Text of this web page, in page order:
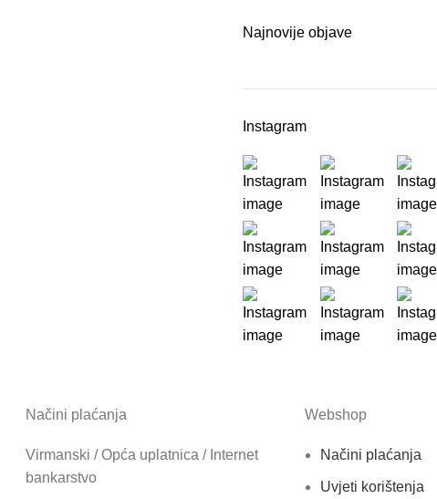
Najnovije objave
Instagram
Načini plaćanja
Virmanski / Opća uplatnica / Internet
bankarstvo
Webshop
Načini plaćanja
Uvjeti korištenja